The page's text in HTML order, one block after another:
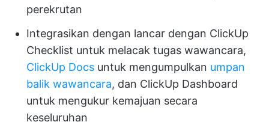
perekrutan
Integrasikan dengan lancar dengan ClickUp
Checklist untuk melacak tugas wawancara,
ClickUp Docs untuk mengumpulkan umpan
balik wawancara, dan ClickUp Dashboard
untuk mengukur kemajuan secara
keseluruhan